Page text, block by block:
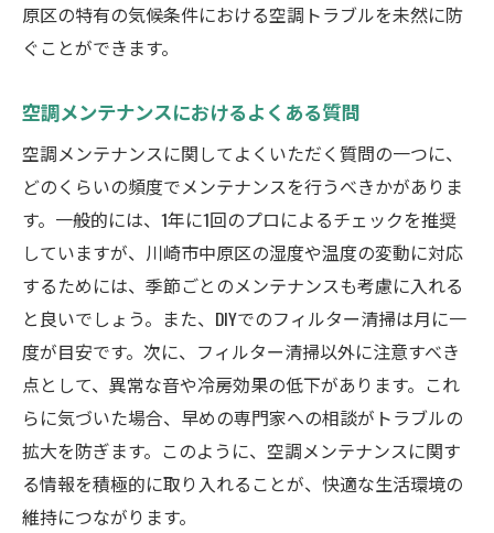
原区の特有の気候条件における空調トラブルを未然に防
ぐことができます。
空調メンテナンスにおけるよくある質問
空調メンテナンスに関してよくいただく質問の一つに、
どのくらいの頻度でメンテナンスを行うべきかがありま
す。一般的には、1年に1回のプロによるチェックを推奨
していますが、川崎市中原区の湿度や温度の変動に対応
するためには、季節ごとのメンテナンスも考慮に入れる
と良いでしょう。また、DIYでのフィルター清掃は月に一
度が目安です。次に、フィルター清掃以外に注意すべき
点として、異常な音や冷房効果の低下があります。これ
らに気づいた場合、早めの専門家への相談がトラブルの
拡大を防ぎます。このように、空調メンテナンスに関す
る情報を積極的に取り入れることが、快適な生活環境の
維持につながります。